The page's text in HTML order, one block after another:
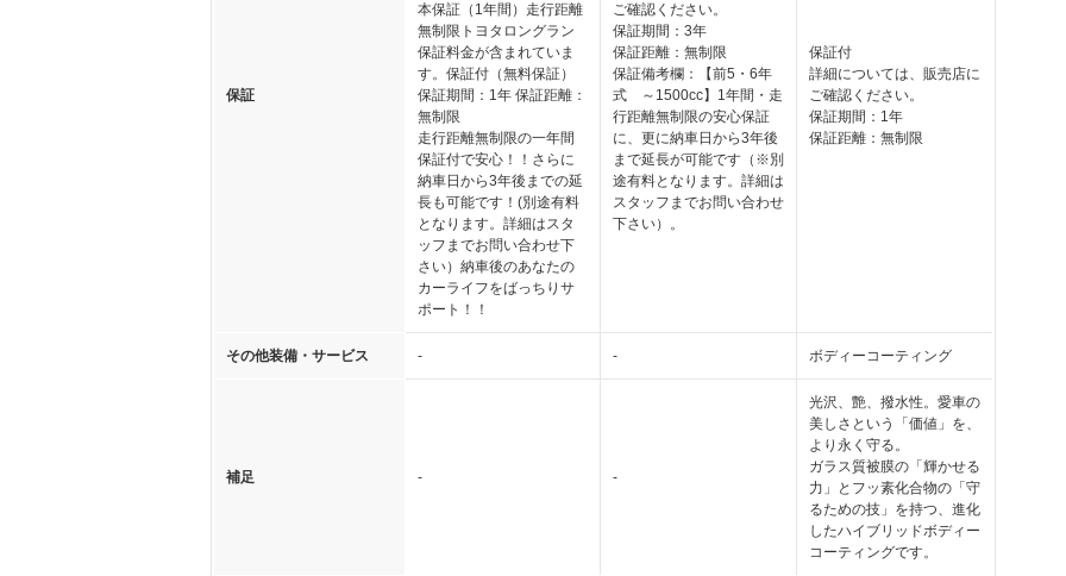
保証
本保証（1年間）走行距離
無制限トヨタロングラン
保証料金が含まれていま
す。保証付（無料保証）
保証期間：1年 保証距離：
無制限
走行距離無制限の一年間
保証付で安心！！さらに
納車日から3年後までの延
長も可能です！(別途有料
となります。詳細はスタ
ッフまでお問い合わせ下
さい）納車後のあなたの
カーライフをばっちりサ
ポート！！
ご確認ください。
保証期間：3年
保証距離：無制限
保証備考欄：【前5・6年
式 ～1500cc】1年間・走
行距離無制限の安心保証
に、更に納車日から3年後
まで延長が可能です（※別
途有料となります。詳細は
スタッフまでお問い合わせ
下さい）。
保証付
詳細については、販売店に
ご確認ください。
保証期間：1年
保証距離：無制限
その他装備・サービス - - ボディーコーティング
補足 - -
光沢、艶、撥水性。愛車の
美しさという「価値」を、
より永く守る。
ガラス質被膜の「輝かせる
力」とフッ素化合物の「守
るための技」を持つ、進化
したハイブリッドボディー
コーティングです。